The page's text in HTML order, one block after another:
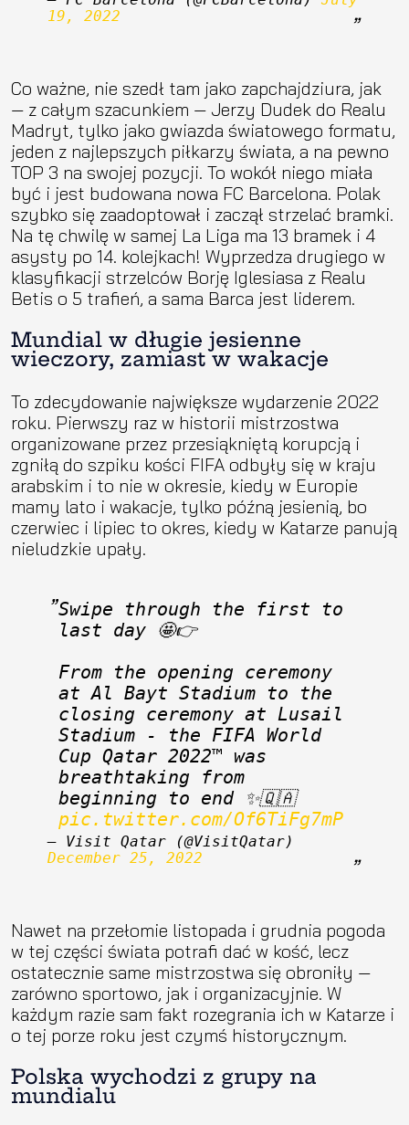
19, 2022
Co ważne, nie szedł tam jako zapchajdziura, jak
— z całym szacunkiem — Jerzy Dudek do Realu
Madryt, tylko jako gwiazda światowego formatu,
jeden z najlepszych piłkarzy świata, a na pewno
TOP 3 na swojej pozycji. To wokół niego miała
być i jest budowana nowa FC Barcelona. Polak
szybko się zaadoptował i zaczął strzelać bramki.
Na tę chwilę w samej La Liga ma 13 bramek i 4
asysty po 14. kolejkach! Wyprzedza drugiego w
klasyfikacji strzelców Borję Iglesiasa z Realu
Betis o 5 trafień, a sama Barca jest liderem.
Mundial w długie jesienne
wieczory, zamiast w wakacje
To zdecydowanie największe wydarzenie 2022
roku. Pierwszy raz w historii mistrzostwa
organizowane przez przesiąkniętą korupcją i
zgniłą do szpiku kości FIFA odbyły się w kraju
arabskim i to nie w okresie, kiedy w Europie
mamy lato i wakacje, tylko późną jesienią, bo
czerwiec i lipiec to okres, kiedy w Katarze panują
nieludzkie upały.
Swipe through the first to
last day 🤩👉
From the opening ceremony
at Al Bayt Stadium to the
closing ceremony at Lusail
Stadium - the FIFA World
Cup Qatar 2022™ was
breathtaking from
beginning to end ✨🇶🇦
pic.twitter.com/Of6TiFg7mP
December 25, 2022
Nawet na przełomie listopada i grudnia pogoda
w tej części świata potrafi dać w kość, lecz
ostatecznie same mistrzostwa się obroniły —
zarówno sportowo, jak i organizacyjnie. W
każdym razie sam fakt rozegrania ich w Katarze i
o tej porze roku jest czymś historycznym.
Polska wychodzi z grupy na
mundialu